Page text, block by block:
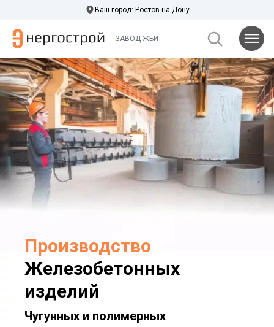
Ваш город: Ростов-на-Дону
ЗАВОД ЖБИ
Производство
Железобетонных
изделий
Чугунных и полимерных